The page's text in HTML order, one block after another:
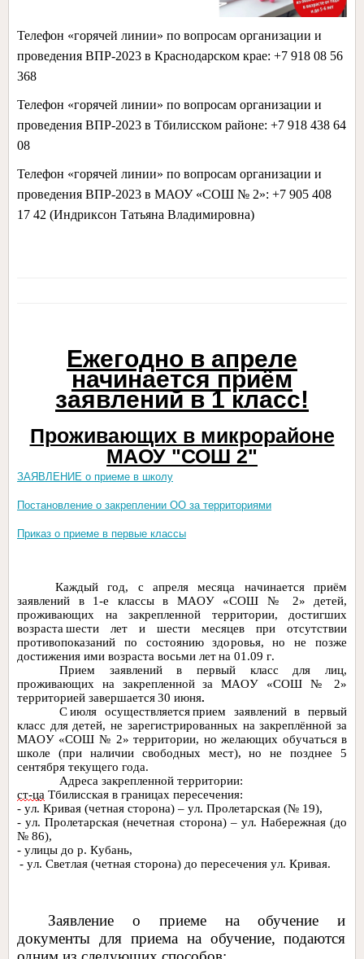
Телефон «горячей линии» по вопросам организации и
проведения ВПР-2023 в Краснодарском крае: +7 918 08 56
368
Телефон «горячей линии» по вопросам организации и
проведения ВПР-2023 в Тбилисском районе: +7 918 438 64
08
Телефон «горячей линии» по вопросам организации и
проведения ВПР-2023 в МАОУ «СОШ № 2»: +7 905 408
17 42 (Индриксон Татьяна Владимировна)
Ежегодно в апреле
начинается приём
заявлений в 1 класс!
Проживающих в микрорайоне
МАОУ "СОШ 2"
ЗАЯВЛЕНИЕ о приеме в школу
Постановление о закреплении ОО за территориями
Приказ о приеме в первые классы
Каждый год, с апреля месяца начинается приём
заявлений в 1-е классы в МАОУ «СОШ № 2» детей,
проживающих на закрепленной территории, достигших
возраста шести лет и шести месяцев при отсутствии
противопоказаний по состоянию здоровья, но не позже
достижения ими возраста восьми лет на 01.09 г.
Прием заявлений в первый класс для лиц,
проживающих на закрепленной за МАОУ «СОШ № 2»
территорией завершается 30 июня.
Сиюля осуществляется прием заявлений в первый
класс для детей, не зарегистрированных на закреплённой за
МАОУ «СОШ № 2» территории, но желающих обучаться в
школе (при наличии свободных мест), но не позднее 5
сентября текущего года.
Адреса закрепленной территории:
ст-ца Тбилисская в границах пересечения:
- ул. Кривая (четная сторона) – ул. Пролетарская (№ 19),
- ул. Пролетарская (нечетная сторона) – ул. Набережная (до
№ 86),
- улицы до р. Кубань,
- ул. Светлая (четная сторона) до пересечения ул. Кривая.
Заявление о приеме на обучение и
документы для приема на обучение, подаются